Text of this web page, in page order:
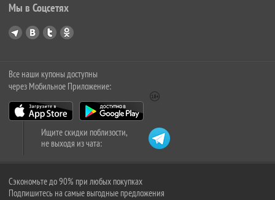
Мы в Соцсетях
Все наши купоны доступны
через Мобильное Приложение:
Ищите скидки поблизости,
не выходя из чата:
Сэкономьте до 90% при любых покупках
Подпишитесь на самые выгодные предложения